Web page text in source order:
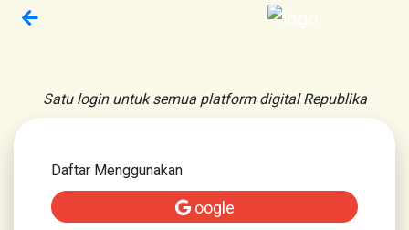
Satu login untuk semua platform digital Republika
Daftar Menggunakan
oogle